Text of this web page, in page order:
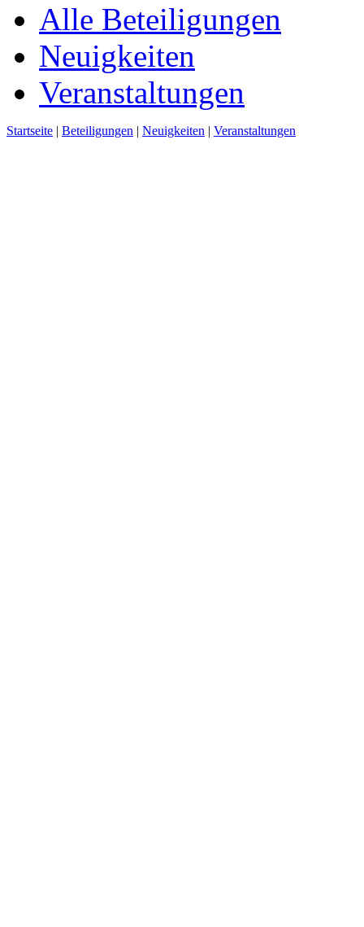
Alle Beteiligungen
Neuigkeiten
Veranstaltungen
Startseite | Beteiligungen | Neuigkeiten | Veranstaltungen